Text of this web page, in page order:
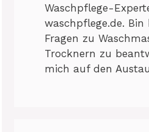
Waschpflege-
waschpflege.de. Bin
Fragen zu
Trocknern zu
mich auf den